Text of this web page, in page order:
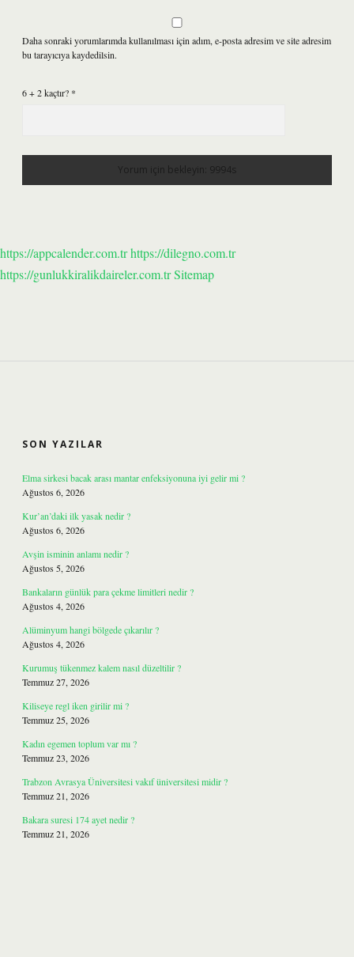
Daha sonraki yorumlarımda kullanılması için adım, e-posta adresim ve site adresim
bu tarayıcıya kaydedilsin.
6 + 2 kaçtır? *
https://appcalender.com.trhttps://dilegno.com.tr
https://gunlukkiralikdaireler.com.trSitemap
SON YAZILAR
Elma sirkesi bacak arası mantar enfeksiyonuna iyi gelir mi ?
Ağustos 6, 2026
Kur’an’daki ilk yasak nedir ?
Ağustos 6, 2026
Avşin isminin anlamı nedir ?
Ağustos 5, 2026
Bankaların günlük para çekme limitleri nedir ?
Ağustos 4, 2026
Alüminyum hangi bölgede çıkarılır ?
Ağustos 4, 2026
Kurumuş tükenmez kalem nasıl düzeltilir ?
Temmuz 27, 2026
Kiliseye regl iken girilir mi ?
Temmuz 25, 2026
Kadın egemen toplum var mı ?
Temmuz 23, 2026
Trabzon Avrasya Üniversitesi vakıf üniversitesi midir ?
Temmuz 21, 2026
Bakara suresi 174 ayet nedir ?
Temmuz 21, 2026